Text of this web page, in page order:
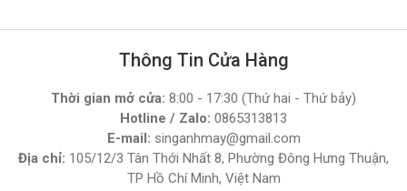
Máy Cắt Vải Mẫu Là Gì ? Loại Nào Tốt Và Giá
Thứ bảy, 06/12/2025
Máy Cắt Vải Đứng Loại Nào Tốt ? Top 7 Mẫu Cắt
Vải Đứng Phổ Biến Nhất Hiện Nay
Thứ tư, 03/12/2025
Hướng Dẫn Sử Dụng Máy Cắt Vải Đầu Bàn Chi
Tiết Đúng Cách Hiệu Quả
Đăng nhập để xem giá sỉ
MÁY CẮT VẢI ĐẦU BÀN LEJIANG YJ-168D (
NGUYÊN BỘ )
Đăng nhập để xem giá sỉ
Thông Tin Cửa Hàng
Thời gian mở cửa: 8:00 - 17:30 (Thứ hai - Thứ bảy)
Hotline / Zalo: 0865313813
E-mail: singanhmay@gmail.com
Địa chỉ: 105/12/3 Tân Thới Nhất 8, Phường Đông Hưng Thuận,
TP Hồ Chí Minh, Việt Nam